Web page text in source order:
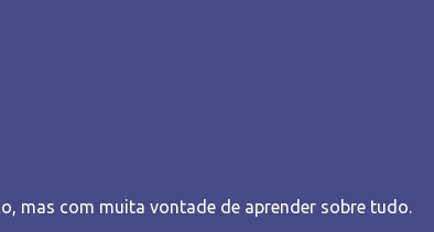
mas com muita vontade de aprender sobre tudo.